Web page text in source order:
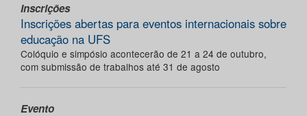
Inscrições
Inscrições abertas para eventos internacionais sobre
educação na UFS
Colóquio e simpósio acontecerão de 21 a 24 de outubro,
com submissão de trabalhos até 31 de agosto
Evento